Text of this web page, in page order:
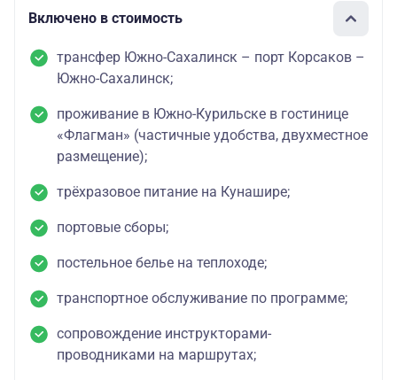
Включено в стоимость
трансфер Южно-Сахалинск – порт Корсаков –
Южно-Сахалинск;
проживание в Южно-Курильске в гостинице
«Флагман» (частичные удобства, двухместное
размещение);
трёхразовое питание на Кунашире;
портовые сборы;
постельное белье на теплоходе;
транспортное обслуживание по программе;
сопровождение инструкторами-
проводниками на маршрутах;